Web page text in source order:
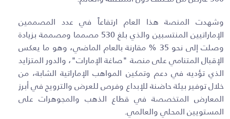
وشهدت المنصة هذا العام ارتفاعاً في عدد المصممين
الإماراتيين المنتسبين والذي بلغ 530 مصمما ومصممة بزيادة
وصلت إلى نحو 35 % مقارنة بالعام الماضي، وهو ما يعكس
الإقبال المتنامي على منصة "صاغة الإمارات"، والدور المتزايد
الذي تؤديه في دعم وتمكين المواهب الإماراتية الشابة، من
خلال توفير بيئة حاضنة للإبداع وفرص للعرض والترويج في أبرز
المعارض المتخصصة في قطاع الذهب والمجوهرات على
المستويين المحلي والعالمي.